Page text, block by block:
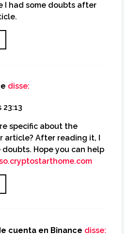
I had some doubts after
disse:
specific about the
article? After reading it, I
Hope you can help
cuenta en Binance disse: